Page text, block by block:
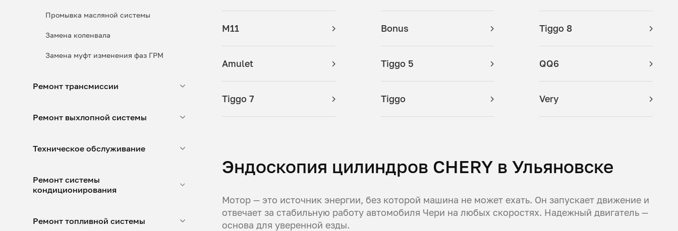
Промывка масляной системы
Замена коленвала
Замена муфт изменения фаз ГРМ
Ремонт трансмиссии
Ремонт выхлопной системы
Техническое обслуживание
Ремонт системы
кондиционирования
Ремонт топливной системы
M11 Bonus Tiggo 8
Amulet Tiggo 5 QQ6
Tiggo 7 Tiggo Very
Эндоскопия цилиндров CHERY в Ульяновске
Мотор — это источник энергии, без которой машина не может ехать. Он запускает движение и
отвечает за стабильную работу автомобиля Чери на любых скоростях. Надежный двигатель —
основа для уверенной езды.